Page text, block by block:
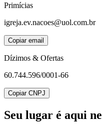
Primícias
igreja.ev.nacoes@uol.com.br
Copiar email
Dízimos & Ofertas
60.744.596/0001-66
Copiar CNPJ
Seu lugar é aqui